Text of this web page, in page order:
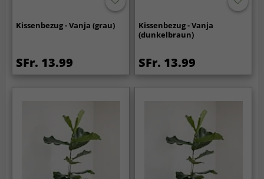
Kissenbezug - Vanja (grau)
SFr. 13.99
Kissenbezug - Vanja
(dunkelbraun)
SFr. 13.99